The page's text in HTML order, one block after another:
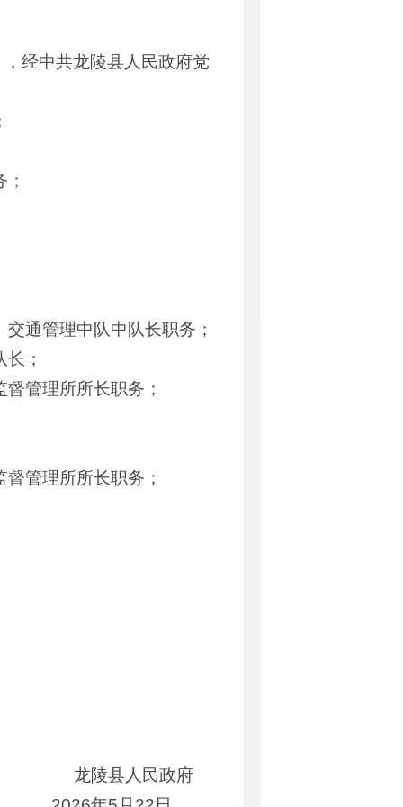
经中共龙陵县人民政府党
通管理中队中队长职务；
；
管理所所长职务；
管理所所长职务；
龙陵县人民政府